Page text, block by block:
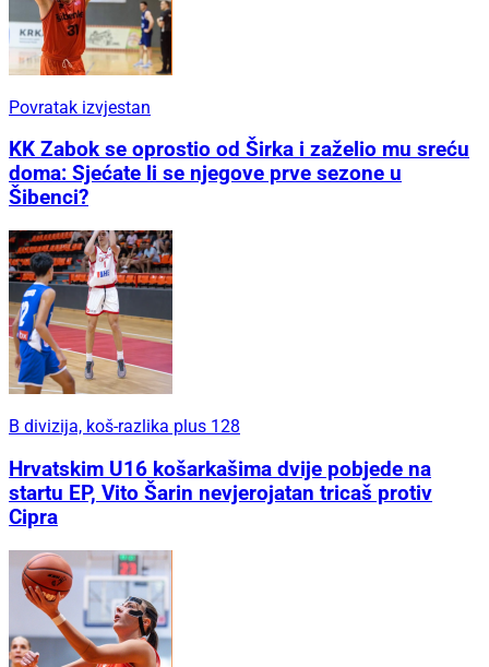
Povratak izvjestan
KK Zabok se oprostio od Širka i zaželio mu sreću
doma: Sjećate li se njegove prve sezone u
Šibenci?
B divizija, koš-razlika plus 128
Hrvatskim U16 košarkašima dvije pobjede na
startu EP, Vito Šarin nevjerojatan tricaš protiv
Cipra